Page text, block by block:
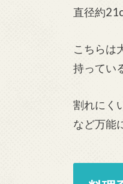
直径約
こちらは
持ってい
割れにく
など万能